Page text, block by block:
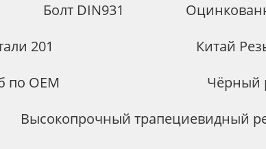
Болт DIN931
201
Китай
по OEM
Чёрный
Высокопрочный трапециевидный